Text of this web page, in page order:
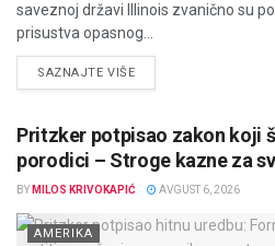
saveznoj državi Illinois zvanično su
prisustva opasnog...
SAZNAJTE VIŠEDETAILS
Pritzker potpisao zakon koji
porodici – Stroge kazne za
BY MILOS KRIVOKAPIĆ AVGUST 6, 2026
AMERIKA